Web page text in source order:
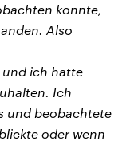
konnte,
Also
und ich hatte
Ich
und beobachtete
oder wenn